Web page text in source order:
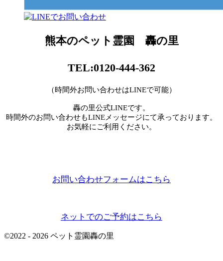
熊本のペット霊園 轟の里
TEL:0120-444-362
（時間外お問い合わせはLINEで可能）
轟の里公式LINEです。
時間外のお問い合わせもLINEメッセージにて承っております。
お気軽にご利用ください。
お問い合わせフォームはこちら
ネットでのご予約はこちら
©2022 - 2026 ペット霊園轟の里